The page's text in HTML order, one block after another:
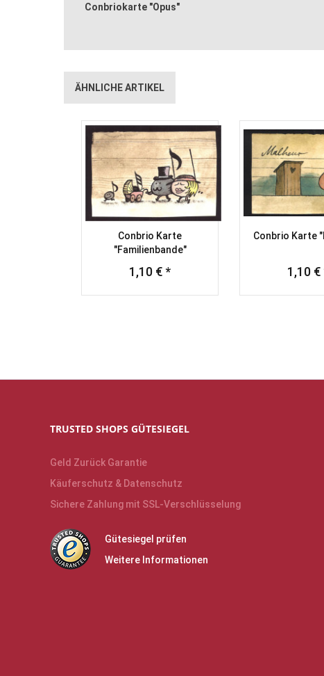
Conbriokarte "Opus"
ÄHNLICHE ARTIKEL
Conbrio Karte
"Familienbande"
1,10 € *
Conbrio Karte
1,10 €
TRUSTED SHOPS GÜTESIEGEL
Geld Zurück Garantie
Käuferschutz & Datenschutz
Sichere Zahlung mit SSL-Verschlüsselung
Gütesiegel prüfen
Weitere Informationen